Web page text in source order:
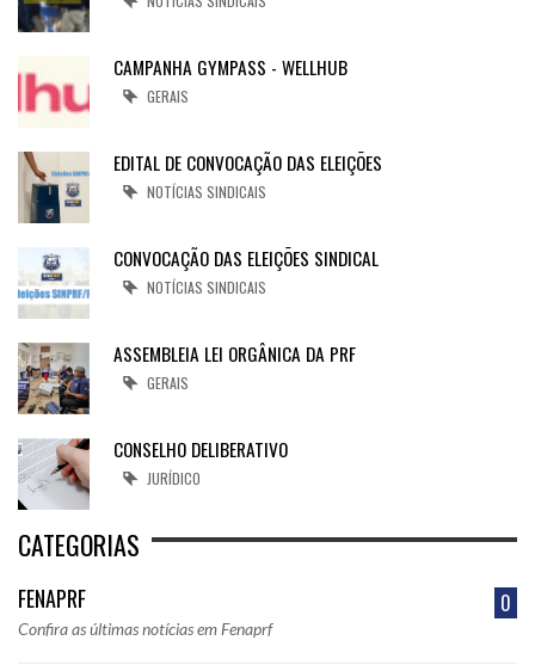
CAMPANHA GYMPASS - WELLHUB
GERAIS
EDITAL DE CONVOCAÇÃO DAS ELEIÇÕES
NOTÍCIAS SINDICAIS
CONVOCAÇÃO DAS ELEIÇÕES SINDICAL
NOTÍCIAS SINDICAIS
ASSEMBLEIA LEI ORGÂNICA DA PRF
GERAIS
CONSELHO DELIBERATIVO
JURÍDICO
CATEGORIAS
FENAPRF 0
Confira as últimas notícias em Fenaprf